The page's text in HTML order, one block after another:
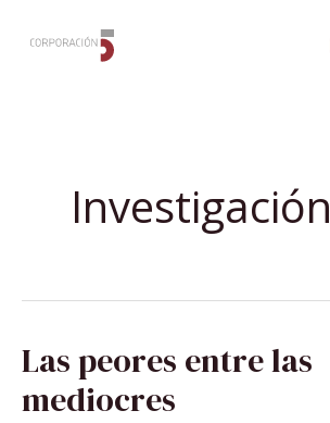
Investigación
Las peores entre las
mediocres
PEORES
ENTRE
MEDIOCRES